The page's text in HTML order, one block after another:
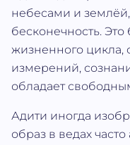
небесами и
бесконечность.
жизненного цикла,
измерений,
обладает
Адити иногда
образ в ведах